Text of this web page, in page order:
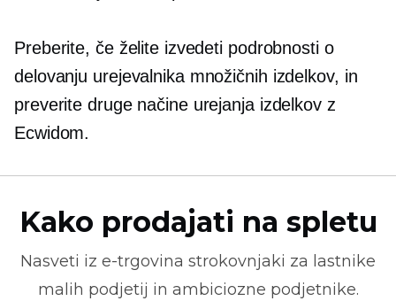
Preberite, če želite izvedeti podrobnosti o
delovanju urejevalnika množičnih izdelkov, in
preverite druge načine urejanja izdelkov z
Ecwidom.
Kako prodajati na spletu
Nasveti iz e-trgovina strokovnjaki za lastnike
malih podjetij in ambiciozne podjetnike.